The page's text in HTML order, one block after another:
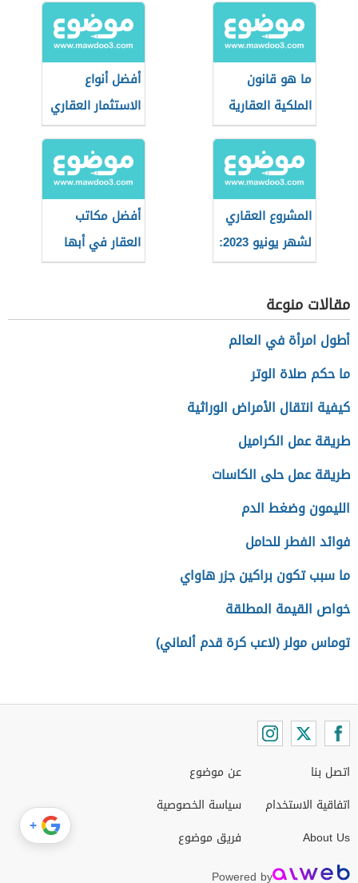
ما هو قانون
الملكية العقارية
في الإمارات
العربية
أفضل أنواع
الاستثمار العقاري
في الإمارات
المشروع العقاري
لشهر يونيو 2023:
مشروع بيلتمور
الصفوح
أفضل مكاتب
العقار في أبها
مقالات منوعة
أطول امرأة في العالم
ما حكم صلاة الوتر
كيفية انتقال الأمراض الوراثية
طريقة عمل الكراميل
طريقة عمل حلى الكاسات
الليمون وضغط الدم
فوائد الفطر للحامل
ما سبب تكون براكين جزر هاواي
خواص القيمة المطلقة
توماس مولر (لاعب كرة قدم ألماني)
اتصل بنا
اتفاقية الاستخدام
About Us
عن موضوع
سياسة الخصوصية
فريق موضوع
Powered by
+